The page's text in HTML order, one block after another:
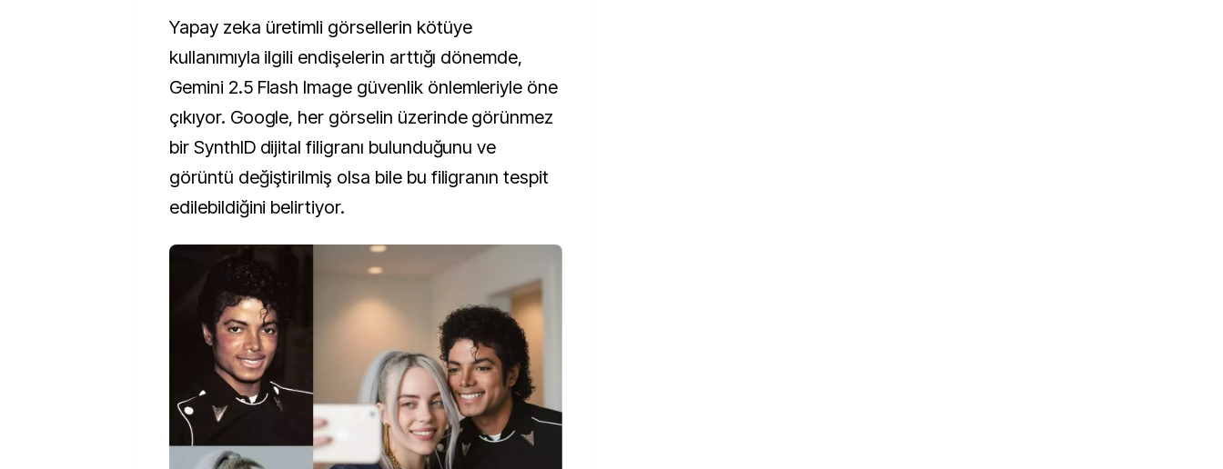
Yapay zeka üretimli görsellerin kötüye
kullanımıyla ilgili endişelerin arttığı dönemde,
Gemini 2.5 Flash Image güvenlik önlemleriyle öne
çıkıyor. Google, her görselin üzerinde görünmez
bir SynthID dijital filigranı bulunduğunu ve
görüntü değiştirilmiş olsa bile bu filigranın tespit
edilebildiğini belirtiyor.